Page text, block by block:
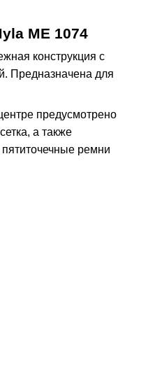
ME 1074
конструкция с
Предназначена для
предусмотрено
а также
ремни